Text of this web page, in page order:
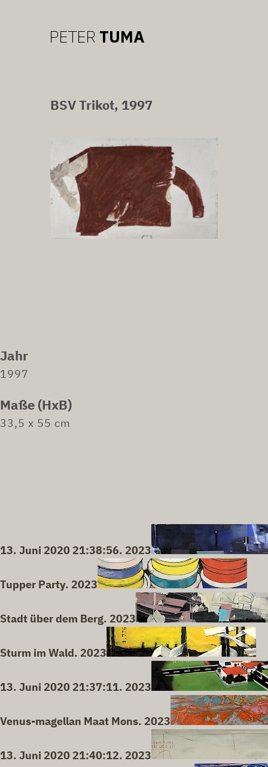
BSV Trikot, 1997
Jahr
1997
Maße (HxB)
33,5 x 55 cm
13. Juni 2020 21:38:56. 2023
Tupper Party. 2023
Stadt über dem Berg. 2023
Sturm im Wald. 2023
13. Juni 2020 21:37:11. 2023
Venus-magellan Maat Mons. 2023
13. Juni 2020 21:40:12. 2023